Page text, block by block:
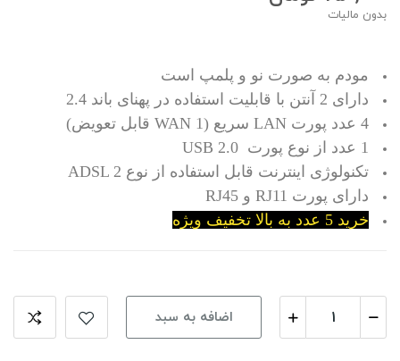
بدون مالیات
مودم به صورت نو و پلمپ است
دارای 2 آنتن با قابلیت استفاده در پهنای باند 2.4
4 عدد پورت LAN سریع (1 WAN قابل تعویض)
1 عدد از نوع پورت USB 2.0
تکنولوژی اینترنت قابل استفاده از نوع ADSL 2
دارای پورت RJ11 و RJ45
خرید 5 عدد به بالا تخفیف ویژه
اضافه به سبد